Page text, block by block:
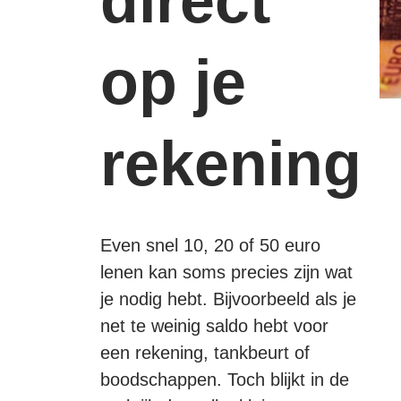
400 EURO LENEN
450 EURO LENEN
500 EURO LENEN
TERMIJN 45 DAGEN
700 EURO LENEN
800 EURO LENEN
900 EURO LENEN
1000 EURO LENEN
op je
rekening
Even snel 10, 20 of 50 euro
lenen kan soms precies zijn wat
je nodig hebt. Bijvoorbeeld als je
net te weinig saldo hebt voor
een rekening, tankbeurt of
boodschappen. Toch blijkt in de